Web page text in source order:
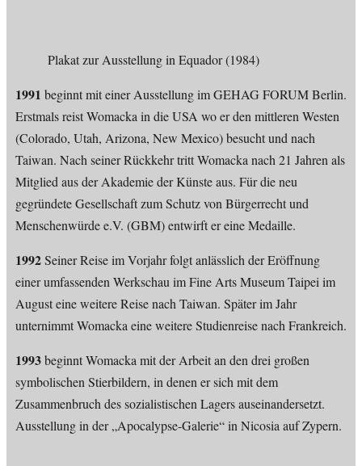
Plakat zur Ausstellung in Equador (1984)
1991 beginnt mit einer Ausstellung im GEHAG FORUM Berlin.
Erstmals reist Womacka in die USA wo er den mittleren Westen
(Colorado, Utah, Arizona, New Mexico) besucht und nach
Taiwan. Nach seiner Rückkehr tritt Womacka nach 21 Jahren als
Mitglied aus der Akademie der Künste aus. Für die neu
gegründete Gesellschaft zum Schutz von Bürgerrecht und
Menschenwürde e.V. (GBM) entwirft er eine Medaille.
1992Seiner Reise im Vorjahr folgt anlässlich der Eröffnung
einer umfassenden Werkschau im Fine Arts Museum Taipei im
August eine weitere Reise nach Taiwan. Später im Jahr
unternimmt Womacka eine weitere Studienreise nach Frankreich.
1993beginnt Womacka mit der Arbeit an den drei großen
symbolischen Stierbildern, in denen er sich mit dem
Zusammenbruch des sozialistischen Lagers auseinandersetzt.
Ausstellung in der „Apocalypse-Galerie“ in Nicosia auf Zypern.